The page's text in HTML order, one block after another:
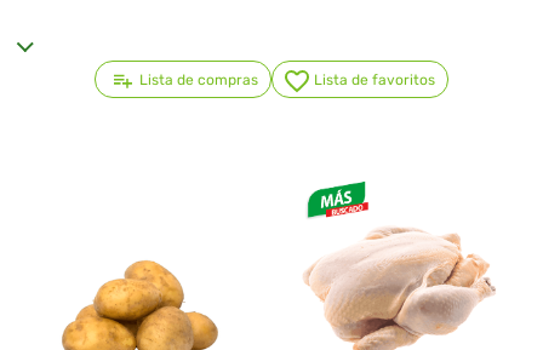
Lista de compras Lista de favoritos